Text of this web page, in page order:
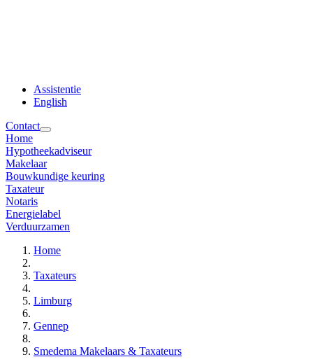
Assistentie
English
Contact
Home
Hypotheekadviseur
Makelaar
Bouwkundige keuring
Taxateur
Notaris
Energielabel
Verduurzamen
Home
Taxateurs
Limburg
Gennep
Smedema Makelaars & Taxateurs